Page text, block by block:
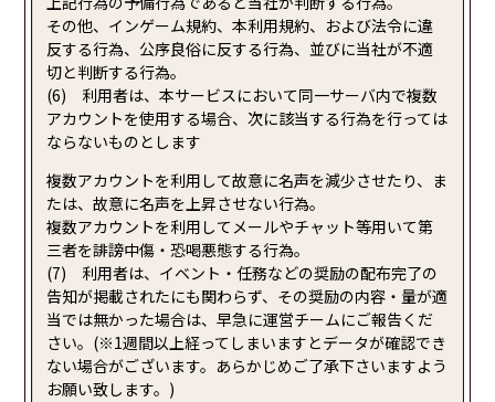
その他、インゲーム規約、本利用規約、および法令に違
反する行為、公序良俗に反する行為、並びに当社が不適
切と判断する行為。
(6) 利用者は、本サービスにおいて同一サーバ内で複数
アカウントを使用する場合、次に該当する行為を行っては
ならないものとします
複数アカウントを利用して故意に名声を減少させたり、ま
たは、故意に名声を上昇させない行為。
複数アカウントを利用してメールやチャット等用いて第
三者を誹謗中傷・恐喝悪態する行為。
(7) 利用者は、イベント・任務などの奨励の配布完了の
告知が掲載されたにも関わらず、その奨励の内容・量が適
当では無かった場合は、早急に運営チームにご報告くだ
さい。(※1週間以上経ってしまいますとデータが確認でき
ない場合がございます。あらかじめご了承下さいますよう
お願い致します。)